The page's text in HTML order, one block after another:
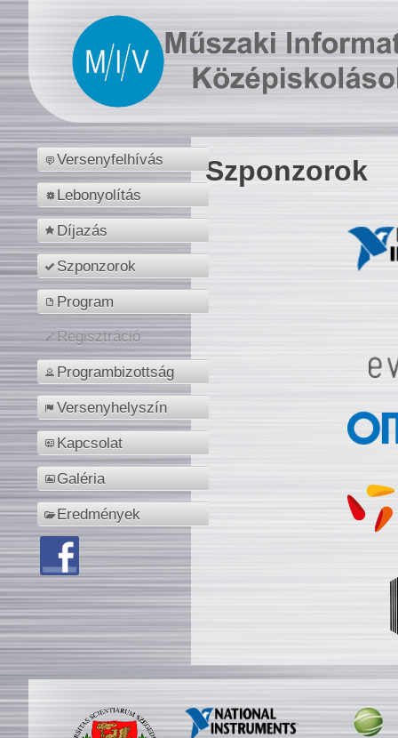
Versenyfelhívás
Lebonyolítás
Díjazás
Szponzorok
Program
Regisztráció
Programbizottság
Versenyhelyszín
Kapcsolat
Galéria
Eredmények
Szponzorok